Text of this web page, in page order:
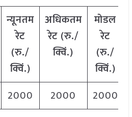
न्यूनतम
रेट
(रु./
क्विं.)
अधिकतम
रेट (रु./
क्विं.)
मोडल
रेट
(रु./
क्विं.)
2000 2000 2000